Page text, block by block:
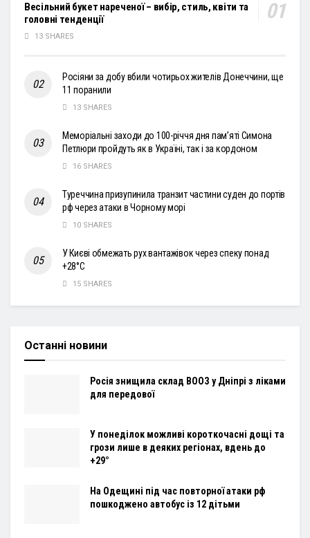
Весільний букет нареченої – вибір, стиль, квіти та
головні тенденції
13 SHARES
Росіяни за добу вбили чотирьох жителів Донеччини, ще
11 поранили
13 SHARES
Меморіальні заходи до 100-річчя дня пам’яті Симона
Петлюри пройдуть як в Україні, так і за кордоном
16 SHARES
Туреччина призупинила транзит частини суден до портів
рф через атаки в Чорному морі
10 SHARES
У Києві обмежать рух вантажівок через спеку понад
+28°С
15 SHARES
Останні новини
Росія знищила склад ВООЗ у Дніпрі з ліками
для передової
У понеділок можливі короткочасні дощі та
грози лише в деяких регіонах, вдень до
+29°
На Одещині під час повторної атаки рф
пошкоджено автобус із 12 дітьми